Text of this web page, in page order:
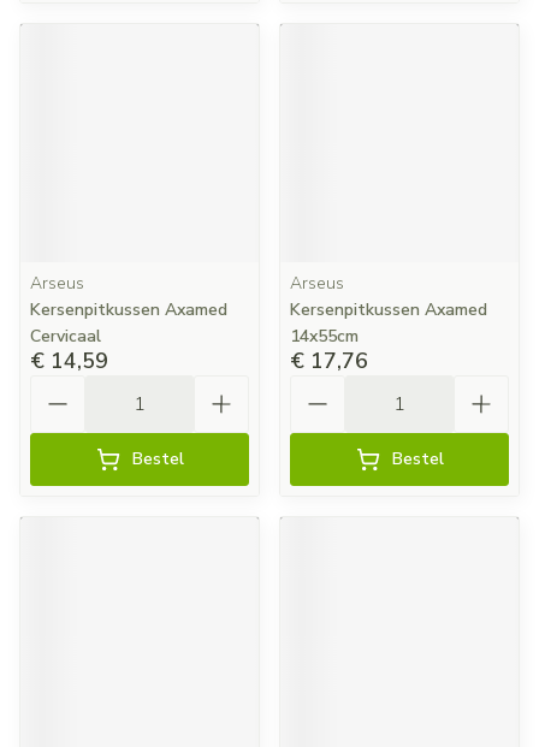
Arseus
Kersenpitkussen Axamed
Cervicaal
€ 14,59
Bestel
Arseus
Kersenpitkussen Axamed
14x55cm
€ 17,76
Bestel